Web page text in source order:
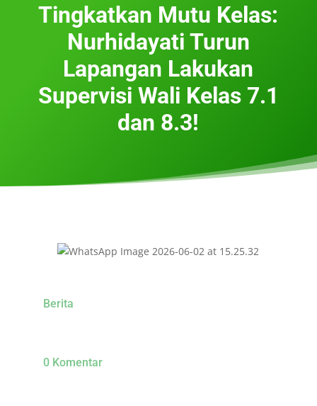
Tingkatkan Mutu Kelas:
Nurhidayati Turun
Lapangan Lakukan
Supervisi Wali Kelas 7.1
dan 8.3!
Berita
0 Komentar